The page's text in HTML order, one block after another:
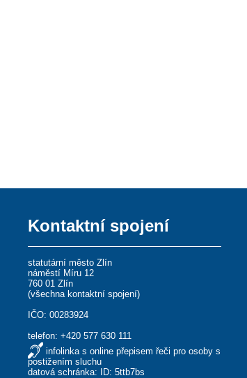
Kontaktní spojení
statutární město Zlín
náměstí Míru 12
760 01 Zlín
(všechna kontaktní spojení)
IČO: 00283924
telefon:+420 577 630 111
infolinka s online přepisem řeči pro osoby s
postižením sluchu
datová schránka: ID: 5ttb7bs